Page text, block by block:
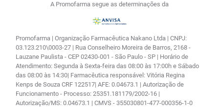
A Promofarma segue as determinações da
Promofarma | Organização Farmacêutica Nakano Ltda | CNPJ:
03.123.210\0003-27 | Rua Conselheiro Moreira de Barros, 2168 -
Lauzane Paulista - CEP 02430-001 - São Paulo - SP | Horário de
Atendimento: Segunda à Sexta-feira das 08:00 às 17:00h e Sábado
das 08:00 às 14:30| Farmacêutica responsável: Vitória Regina
Kenps de Souza CRF 122517| AFE: 0.04673.1 | Autorização de
Funcionamento - Processo: 25351.181179/2002-16 |
Autorização/MS: 0.04673.1 | CMVS - 355030801-477-000356-1-0